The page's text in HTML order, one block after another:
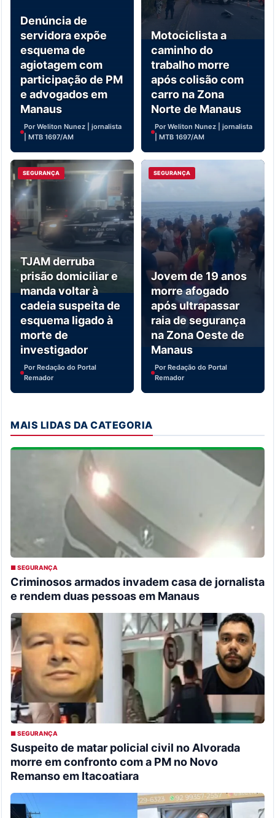
Denúncia de
servidora expõe
esquema de
agiotagem com
participação de PM
e advogados em
Manaus
Por Weliton Nunez | jornalista
| MTB 1697/AM
Motociclista a
caminho do
trabalho morre
após colisão com
carro na Zona
Norte de Manaus
Por Weliton Nunez | jornalista
| MTB 1697/AM
SEGURANÇA
TJAM derruba
prisão domiciliar e
manda voltar à
cadeia suspeita de
esquema ligado à
morte de
investigador
Por Redação do Portal
Remador
SEGURANÇA
Jovem de 19 anos
morre afogado
após ultrapassar
raia de segurança
na Zona Oeste de
Manaus
Por Redação do Portal
Remador
MAIS LIDAS DA CATEGORIA
■ SEGURANÇA
Criminosos armados invadem casa de jornalista
e rendem duas pessoas em Manaus
■ SEGURANÇA
Suspeito de matar policial civil no Alvorada
morre em confronto com a PM no Novo
Remanso em Itacoatiara